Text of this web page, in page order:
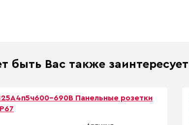
быть Вас также заинтересует
690B Панельные розетки